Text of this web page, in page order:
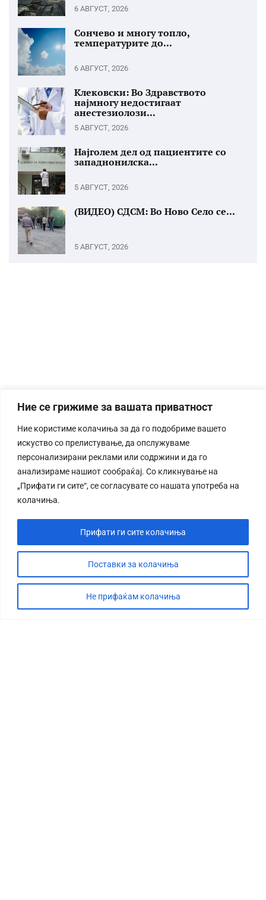
Ние се грижиме за вашата приватност
Ние користиме колачиња за да го подобриме вашето
искуство со прелистување, да опслужуваме
персонализирани реклами или содржини и да го
анализираме нашиот сообраќај. Со кликнување на
„Прифати ги сите“, се согласувате со нашата употреба на
колачиња.
Поставки за колачиња
Не прифаќам колачиња
Прифати ги сите колачиња
6 АВГУСТ, 2026
Сончево и многу топло,
температурите до...
6 АВГУСТ, 2026
Клековски: Во Здравството
најмногу недостигаат
анестезиолози...
5 АВГУСТ, 2026
Најголем дел од пациентите со
западнонилска...
5 АВГУСТ, 2026
(ВИДЕО) СДСМ: Во Ново Село се...
5 АВГУСТ, 2026